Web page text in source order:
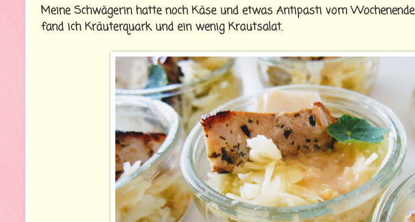
Meine Schwägerin hatte noch Käse und etwas Antipasti vom
fand ich Kräuterquark und ein wenig Krautsalat.